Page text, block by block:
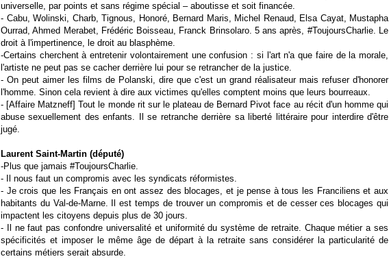
universelle, par points et sans régime spécial – aboutisse et soit financée.
- Cabu, Wolinski, Charb, Tignous, Honoré, Bernard Maris, Michel Renaud, Elsa Cayat, Mustapha
Ourrad, Ahmed Merabet, Frédéric Boisseau, Franck Brinsolaro. 5 ans après, #ToujoursCharlie. Le
droit à l'impertinence, le droit au blasphème.
-Certains cherchent à entretenir volontairement une confusion : si l'art n'a que faire de la morale,
l'artiste ne peut pas se cacher derrière lui pour se retrancher de la justice.
- On peut aimer les films de Polanski, dire que c'est un grand réalisateur mais refuser d'honorer
l'homme. Sinon cela revient à dire aux victimes qu'elles comptent moins que leurs bourreaux.
- [Affaire Matzneff] Tout le monde rit sur le plateau de Bernard Pivot face au récit d'un homme qui
abuse sexuellement des enfants. Il se retranche derrière sa liberté littéraire pour interdire d'être
jugé.
Laurent Saint-Martin (député)
-Plus que jamais #ToujoursCharlie.
-
Il nous faut un compromis avec les syndicats réformistes.
- Je crois que les Français en ont assez des blocages, et je pense à tous les Franciliens et aux
habitants du Val-de-Marne. Il est temps de trouver un compromis et de cesser ces blocages qui
impactent les citoyens depuis plus de 30 jours.
-
Il ne faut pas confondre universalité et uniformité du système de retraite. Chaque métier a ses
spécificités et imposer le même âge de départ à la retraite sans considérer la particularité de
certains métiers serait absurde.